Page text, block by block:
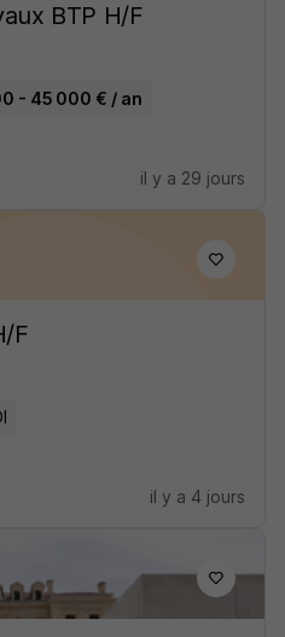
BTP H/F
- 45 000 € / an
il y a 29 jours
F
il y a 4 jours